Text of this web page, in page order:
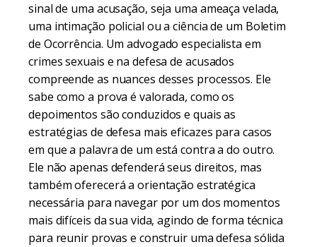
sinal de uma acusação, seja uma ameaça velada,
uma intimação policial ou a ciência de um Boletim
de Ocorrência. Um advogado especialista em
crimes sexuais e na defesa de acusados
compreende as nuances desses processos. Ele
sabe como a prova é valorada, como os
depoimentos são conduzidos e quais as
estratégias de defesa mais eficazes para casos
em que a palavra de um está contra a do outro.
Ele não apenas defenderá seus direitos, mas
também oferecerá a orientação estratégica
necessária para navegar por um dos momentos
mais difíceis da sua vida, agindo de forma técnica
para reunir provas e construir uma defesa sólida